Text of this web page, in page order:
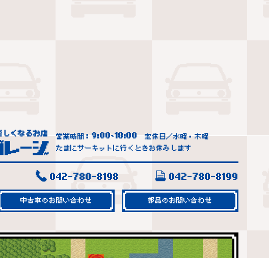
営業時間：9:00~18:00定休日／水曜・木曜
たまにサーキットに行くときお休みします
042-780-8198 042-780-8199
中古車のお問い合わせ 部品のお問い合わせ